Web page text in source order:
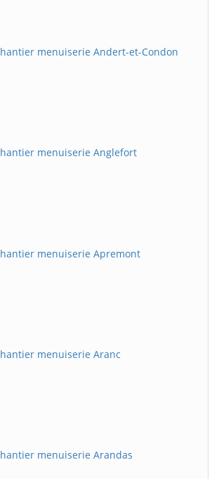
menuiserie Andert-et-Condon
menuiserie Anglefort
menuiserie Apremont
menuiserie Aranc
menuiserie Arandas